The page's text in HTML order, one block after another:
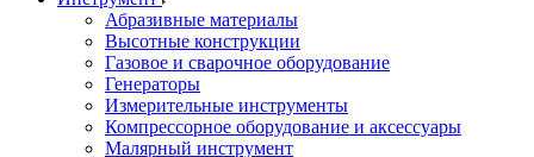
Абразивные материалы
Высотные конструкции
Газовое и сварочное оборудование
Генераторы
Измерительные инструменты
Компрессорное оборудование и аксессуары
Малярный инструмент